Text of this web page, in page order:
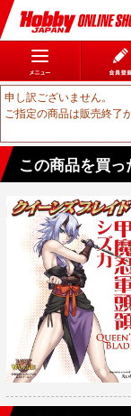
申し訳ございません。
ご指定の商品は販売終了
この商品を買っ